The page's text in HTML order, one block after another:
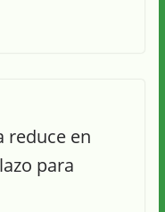
reduce en
para